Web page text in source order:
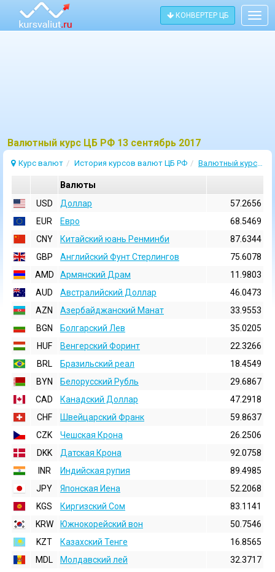
КОНВЕРТЕР ЦБ
Bалютный курс ЦБ РФ 13 сентябрь 2017
Курс валют История курсов валют ЦБ РФ Валютный курс 13 Сентябрь 2017
Валюты
USD
Доллар
57.2656
EUR
Евро
68.5469
CNY
Китайский юань Ренминби
87.6344
GBP
Английский Фунт Стерлингов
75.6078
AMD
Армянский Драм
11.9803
AUD
Австралийский Доллар
46.0473
AZN
Азербайджанский Манат
33.9553
BGN
Болгарский Лев
35.0205
HUF
Венгерский Форинт
22.3266
BRL
Бразильский реал
18.4549
BYN
Белорусский Рубль
29.6867
CAD
Канадский Доллар
47.2918
CHF
Швейцарский Франк
59.8637
CZK
Чешская Крона
26.2506
DKK
Датская Крона
92.0758
INR
Индийская pупия
89.4985
JPY
Японская Иена
52.2068
KGS
Киргизский Сом
83.1141
KRW
Южнокорейский вон
50.7546
KZT
Казахский Тенге
16.8565
MDL
Молдавский лей
32.3717